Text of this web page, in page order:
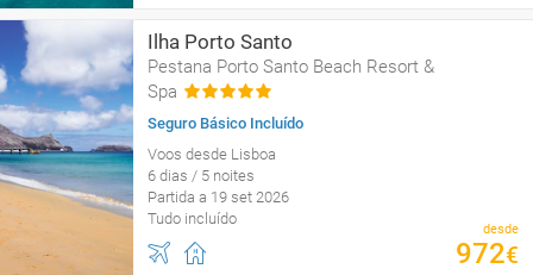
Ilha Porto Santo
Pestana Porto Santo Beach Resort &
Spa
Seguro Básico Incluído
Voos desde Lisboa
6 dias / 5 noites
Partida a 19 set 2026
Tudo incluído
desde
972€